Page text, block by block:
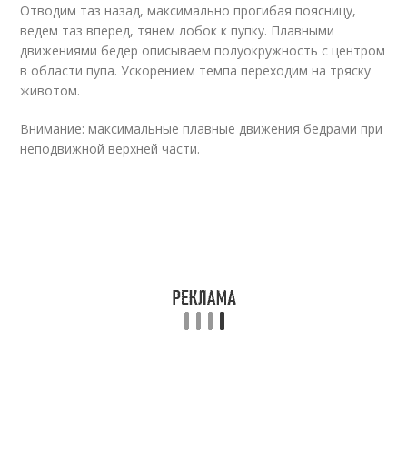
Отводим таз назад, максимально прогибая поясницу,
ведем таз вперед, тянем лобок к пупку. Плавными
движениями бедер описываем полуокружность с центром
в области пупа. Ускорением темпа переходим на тряску
животом.
Внимание: максимальные плавные движения бедрами при
неподвижной верхней части.